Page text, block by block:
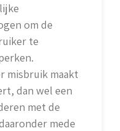
om de
te
misbruik maakt
dan wel een
met de
mede